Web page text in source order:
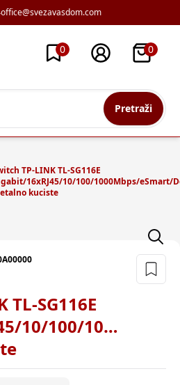
office@svezavasdom.com
0 0
Pretraži
TP-LINK TL-SG116E
16xRJ45/10/100/1000Mbps/eSmart/
kuciste
TL-SG116E
10/100/